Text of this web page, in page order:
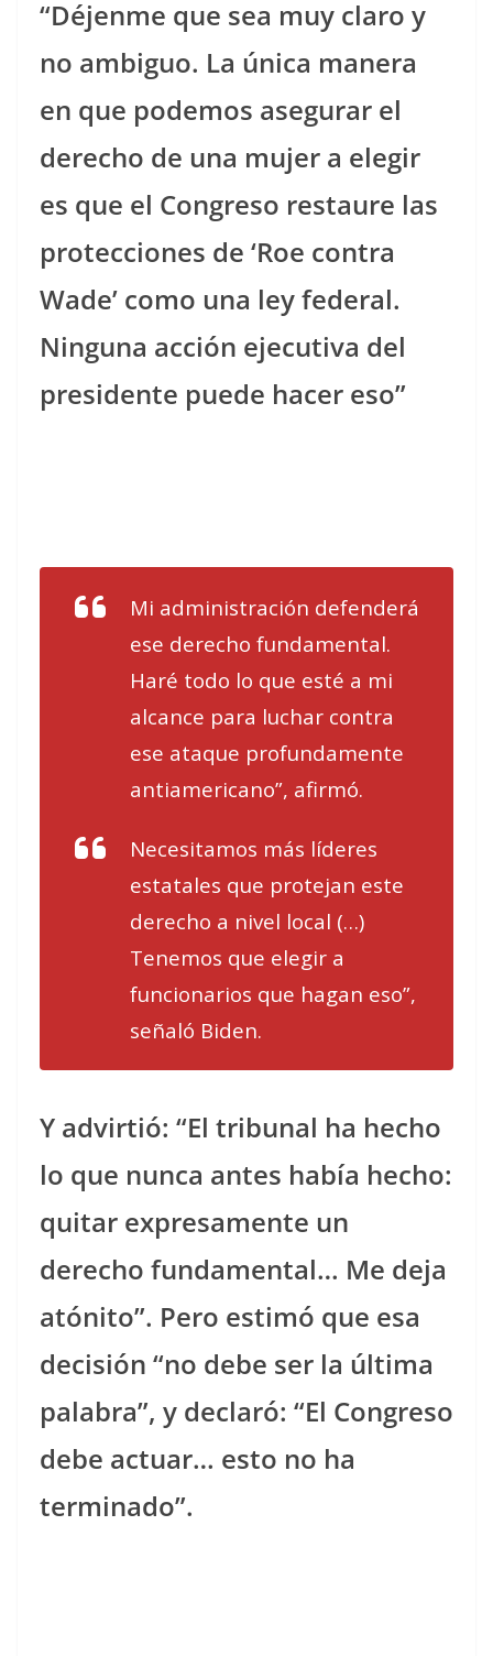
“Déjenme que sea muy claro y
no ambiguo. La única manera
en que podemos asegurar el
derecho de una mujer a elegir
es que el Congreso restaure las
protecciones de ‘Roe contra
Wade’ como una ley federal.
Ninguna acción ejecutiva del
presidente puede hacer eso”
Mi administración defenderá
ese derecho fundamental.
Haré todo lo que esté a mi
alcance para luchar contra
ese ataque profundamente
antiamericano”, afirmó.
Necesitamos más líderes
estatales que protejan este
derecho a nivel local (…)
Tenemos que elegir a
funcionarios que hagan eso”,
señaló Biden.
Y advirtió: “El tribunal ha hecho
lo que nunca antes había hecho:
quitar expresamente un
derecho fundamental… Me deja
atónito”. Pero estimó que esa
decisión “no debe ser la última
palabra”, y declaró: “El Congreso
debe actuar… esto no ha
terminado”.